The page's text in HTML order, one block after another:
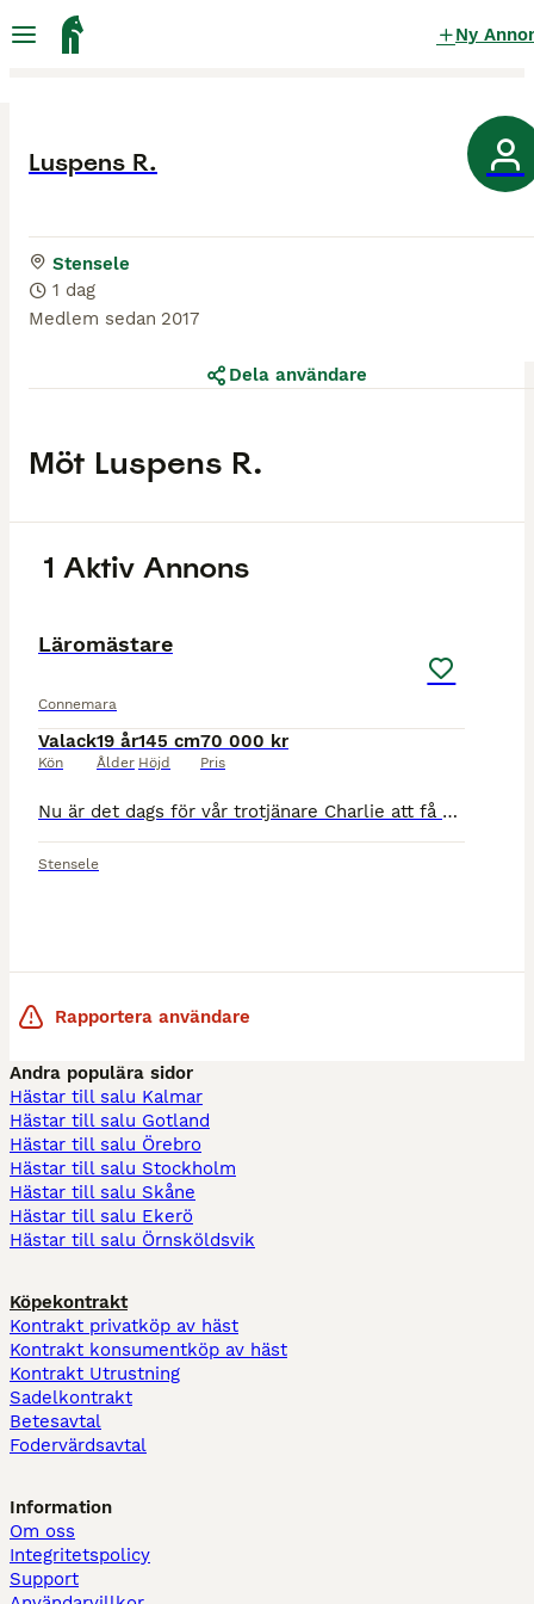
Ny
Luspens R.
Stensele
1 dag
Medlem sedan 2017
Möt Luspens R.
Dela användare
1 Aktiv Annons
Läromästare
Connemara
Valack
Kön
19 år
Ålder
145 cm
Höjd
70 000 kr
Pris
Nu är det dags för vår trotjänare Charlie att få gå i pension efter lång och trogen tjänst. Charlie är en Connemara valack född 2007. Hos oss har han varit sedan 2016 och har gått alla typer av lekt
Stensele
Rapportera användare
Andra populära sidor
Hästar till salu Kalmar
Hästar till salu Gotland
Hästar till salu Örebro
Hästar till salu Stockholm
Hästar till salu Skåne
Hästar till salu Ekerö
Hästar till salu Örnsköldsvik
Köpekontrakt
Kontrakt privatköp av häst
Kontrakt konsumentköp av häst
Kontrakt Utrustning
Sadelkontrakt
Betesavtal
Fodervärdsavtal
Information
Om oss
Integritetspolicy
Support